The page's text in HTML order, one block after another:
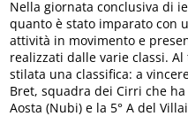
Nella giornata conclusiva di
quanto è stato imparato con
attività in movimento e
realizzati dalle varie classi.
stilata una classifica: a
Bret, squadra dei Cirri che
Aosta (Nubi) e la 5° A del